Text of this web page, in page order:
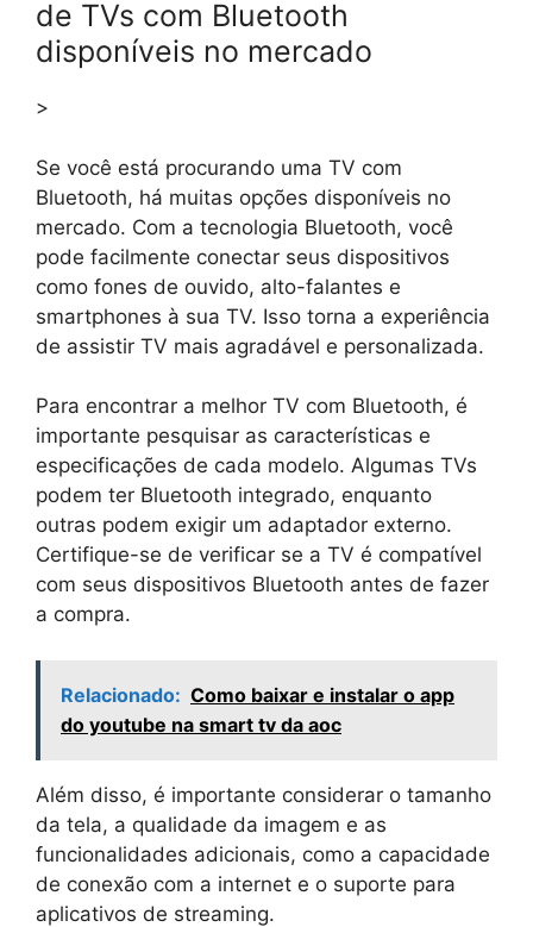
de TVs com Bluetooth
disponíveis no mercado
>
Se você está procurando uma TV com
Bluetooth, há muitas opções disponíveis no
mercado. Com a tecnologia Bluetooth, você
pode facilmente conectar seus dispositivos
como fones de ouvido, alto-falantes e
smartphones à sua TV. Isso torna a experiência
de assistir TV mais agradável e personalizada.
Para encontrar a melhor TV com Bluetooth, é
importante pesquisar as características e
especificações de cada modelo. Algumas TVs
podem ter Bluetooth integrado, enquanto
outras podem exigir um adaptador externo.
Certifique-se de verificar se a TV é compatível
com seus dispositivos Bluetooth antes de fazer
a compra.
Relacionado: Como baixar e instalar o app
do youtube na smart tv da aoc
Além disso, é importante considerar o tamanho
da tela, a qualidade da imagem e as
funcionalidades adicionais, como a capacidade
de conexão com a internet e o suporte para
aplicativos de streaming.